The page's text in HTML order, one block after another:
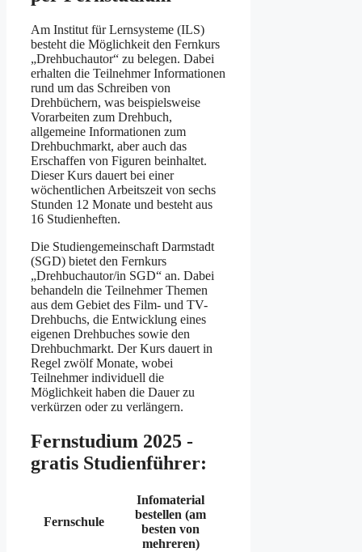
Am Institut für Lernsysteme (ILS)
besteht die Möglichkeit den Fernkurs
„Drehbuchautor“ zu belegen. Dabei
erhalten die Teilnehmer Informationen
rund um das Schreiben von
Drehbüchern, was beispielsweise
Vorarbeiten zum Drehbuch,
allgemeine Informationen zum
Drehbuchmarkt, aber auch das
Erschaffen von Figuren beinhaltet.
Dieser Kurs dauert bei einer
wöchentlichen Arbeitszeit von sechs
Stunden 12 Monate und besteht aus
16 Studienheften.
Die Studiengemeinschaft Darmstadt
(SGD) bietet den Fernkurs
„Drehbuchautor/in SGD“ an. Dabei
behandeln die Teilnehmer Themen
aus dem Gebiet des Film- und TV-
Drehbuchs, die Entwicklung eines
eigenen Drehbuches sowie den
Drehbuchmarkt. Der Kurs dauert in
Regel zwölf Monate, wobei
Teilnehmer individuell die
Möglichkeit haben die Dauer zu
verkürzen oder zu verlängern.
Fernstudium 2025 -
gratis Studienführer:
Fernschule
Infomaterial
bestellen (am
besten von
mehreren)